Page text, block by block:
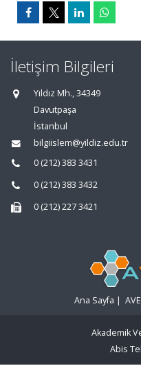
İletişim Bilgileri
Yıldız Mh., 34349
Davutpaşa
İstanbul
bilgiislem@yildiz.edu.tr
0 (212) 383 3431
0 (212) 383 3432
0 (212) 227 3421
Ana Sayfa |
Akademik
Abis